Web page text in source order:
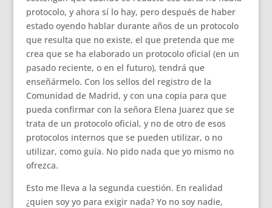
protocolo, y ahora sí lo hay, pero después de haber
estado oyendo hablar durante años de un protocolo
que resulta que no existe, el que pretenda que me
crea que se ha elaborado un protocolo oficial (en un
pasado reciente, o en el futuro), tendrá que
enseñármelo. Con los sellos del registro de la
Comunidad de Madrid, y con una copia para que
pueda confirmar con la señora Elena Juarez que se
trata de un protocolo oficial, y no de otro de esos
protocolos internos que se pueden utilizar, o no
utilizar, como guía. No pido nada que yo mismo no
ofrezca.
Esto me lleva a la segunda cuestión. En realidad
¿quien soy yo para exigir nada? Yo no soy nadie,